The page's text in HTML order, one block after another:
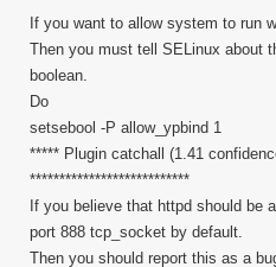
If you want to allow system to run
Then you must tell SELinux about
boolean.
Do
setsebool -P allow_ypbind 1
***** Plugin catchall (1.41
***************************
If you believe that httpd should be
port 888 tcp_socket by default.
Then you should report this as a